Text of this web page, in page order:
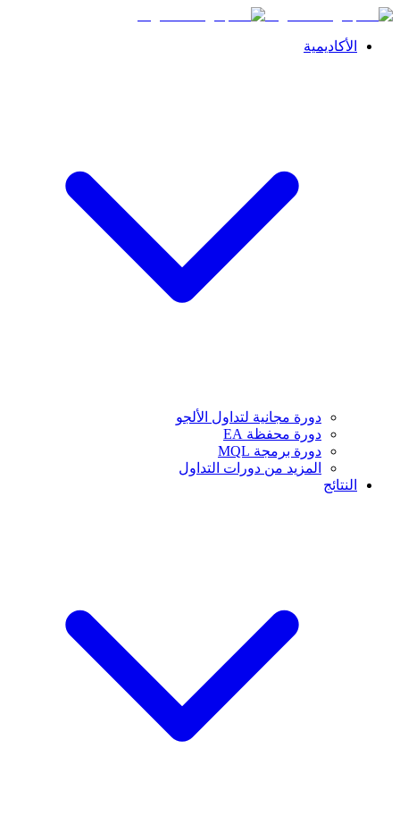
الأكاديمية
دورة مجانية لتداول الألجو
دورة محفظة EA
دورة برمجة MQL
المزيد من دورات التداول
النتائج